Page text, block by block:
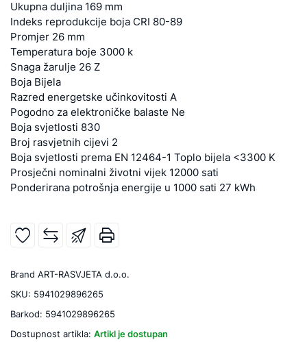
Ukupna duljina 169 mm
Indeks reprodukcije boja CRI 80-89
Promjer 26 mm
Temperatura boje 3000 k
Snaga žarulje 26 Z
Boja Bijela
Razred energetske učinkovitosti A
Pogodno za elektroničke balaste Ne
Boja svjetlosti 830
Broj rasvjetnih cijevi 2
Boja svjetlosti prema EN 12464-1 Toplo bijela <3300 K
Prosječni nominalni životni vijek 12000 sati
Ponderirana potrošnja energije u 1000 sati 27 kWh
Brand ART-RASVJETA d.o.o.
SKU: 5941029896265
Barkod: 5941029896265
Dostupnost artikla: Artikl je dostupan